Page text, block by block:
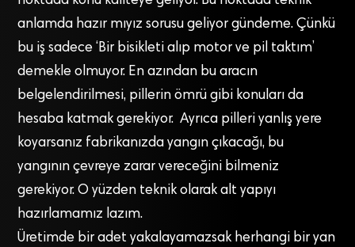
anlamda hazır mıyız sorusu geliyor gündeme. Çünkü
bu iş sadece ‘Bir bisikleti alıp motor ve pil taktım’
demekle olmuyor. En azından bu aracın
belgelendirilmesi, pillerin ömrü gibi konuları da
hesaba katmak gerekiyor. Ayrıca pilleri yanlış yere
koyarsanız fabrikanızda yangın çıkacağı, bu
yangının çevreye zarar vereceğini bilmeniz
gerekiyor. O yüzden teknik olarak alt yapıyı
hazırlamamız lazım.
Üretimde bir adet yakalayamazsak herhangi bir yan